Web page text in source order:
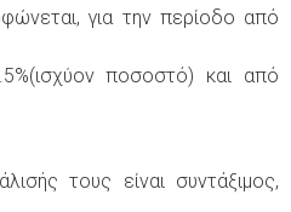
για την περίοδο από
ποσοστό) και από
τους είναι συντάξιμος,